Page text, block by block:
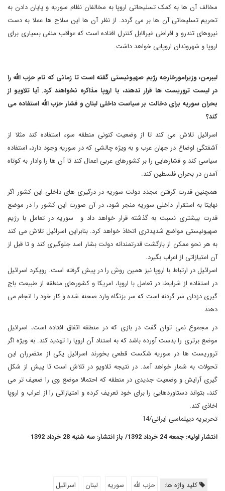
مخالف آن ها به کمک تسلیحاتی اروپا به مخالفان نظام سوریه و پایان دادن به
تحریم تسلیحاتی آن ها بر می گردد. از نظر آن ها این سلاح ها عملا به دست
نیروهای تندرو و افراطی غیرقابل کنترل افتاده است که عواقب منفی بسیاری برای
اروپا و شهروندان اروپایی خواهد داشت.
لیبرمن، وزیرامورخارجه رژیم صهیونیستی گفته است تا زمانی که نام حزب الله را
در لیست تروریست ها قرار ندهند، با اروپا مذاکره نخواهند کرد. آیا تلاویو از
بحران سوریه برای دخالت بر سیاست داخلی لبنان و فشار حزب الله استفاده می
کند؟
اسرائیل تلاش می کند تا از وضعیت کنونی منطقه سوء استفاده کند مثلا از
آشفتگی اوضاع در جهان عرب و به ویژه چالشی که در سوریه وجود دارد، استفاده
سیاسی کند و فشارهایی را بر کشورهای عربی اعمال کند تا آن ها را وادار به کوتاه
آمدن در بحران فلسطین کند.
همچنین قدرت گرفتن مجدد دولت سوریه در درگیری های داخلی این کشور اگر
نهایتا به استقرار داخلی سوریه منجر شود، در آن صورت این کشور را در موضع
قدرت بیشتری نسبت به گذشته قرار خواهد داد و سوریه در تعامل با رژیم
صهیونیستی مواضع شدیدتری اتخاذ خواهد کرد. بنابراین اسرائیل تلاش می کند
به هر نحو ممکن از بازگشت قدرتمندانه دولت بشار اسد جلوگیری کند و تا قبل از
آن امتیازاتی از اعراب بگیرد.
اسرائیل در ارتباط با اروپا نیز همین روش را در پیش گرفته است. رویکرد اسرائیل
در استفاده از شرایط، در تعامل با اروپا، امریکا و کشورهای منطقه از طبیعت باج
گیری دزدان سر گردنه است که سر بزنگاه وارد صحنه شده و کار خود را انجام می
دهند.
در مجموع نمی توان گفت در بازی که در منطقه اتفاق افتاده است، اسرائیل
موضع برتری را بدست آورده باشد که به استناد آن اروپا را تهدید کند. به ویژه اگر
تروریست ها در سوریه شکست قطعی بخورند اسرائیل یکی از متضرران این
تحولات به شمار خواهد آمد. در نتیجه تلاویو در تلاش است تا پیش از شکل
گیری آرایش و وضعیت جدیدی در منطقه که احتمالا موضع وی را ضعیف تر می
کند، بتواند دستاوردهایی را برای خود تعریف کرده و امتیازاتی را از اعراب و اروپا
اخاذی کند.
تحریریه دیپلماسی ایرانی/14
انتشار اولیه: جمعه 24 خرداد 1392/ باز انتشار: سه شنبه 28 خرداد 1392
کلید واژه ها: حزب الله سوریه لبنان
اسرائیل